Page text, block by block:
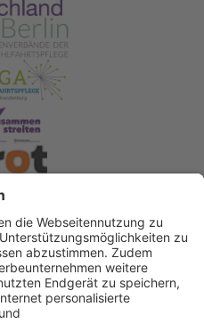
Werk Berlin-